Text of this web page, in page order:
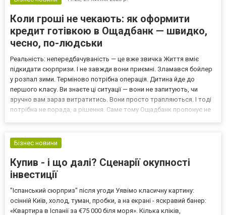
Коли гроші не чекають: як оформити
кредит готівкою в Ощадбанк — швидко,
чесно, по-людськи
Реальність: непередбачуваність — це вже звичка Життя вміє
підкидати сюрпризи. І не завжди вони приємні. Зламався бойлер
у розпал зими. Терміново потрібна операція. Дитина йде до
першого класу. Ви знаєте ці ситуації — вони не запитують, чи
зручно вам зараз витратитись. Вони просто трапляються. І тоді
потрібна не порада, а рішення. Саме тому Ощадбанк пропонує не
Бізнес новини
Купив - і що далі? Сценарії окупності
інвестиції
"Іспанський сюрприз" після угоди Уявімо класичну картину:
осінній Київ, холод, туман, пробки, а на екрані - яскравий банер:
«Квартира в Іспанії за €75 000 біля моря». Кілька кліків,